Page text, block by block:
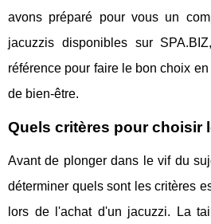
avons préparé pour vous un
jacuzzis disponibles sur
référence pour faire le bon choix
de bien-être.
Quels critères pour choisir
Avant de plonger dans le vif du
déterminer quels sont les critères
lors de l'achat d'un jacuzzi. La